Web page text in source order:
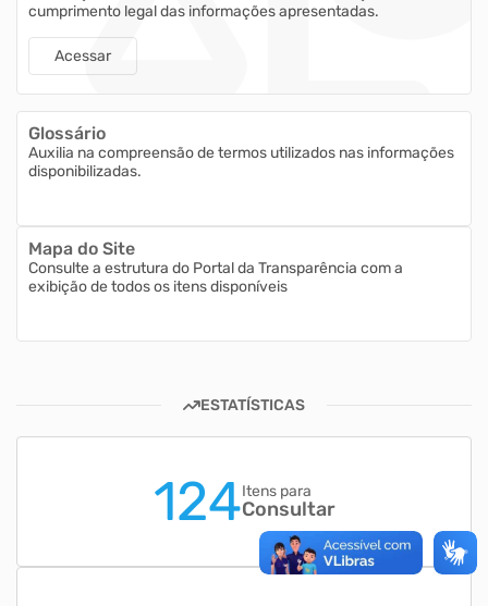
cumprimento legal das informações apresentadas.
Acessar
Glossário
Auxilia na compreensão de termos utilizados nas informações
disponibilizadas.
Mapa do Site
Consulte a estrutura do Portal da Transparência com a
exibição de todos os itens disponíveis
ESTATÍSTICAS
124Itens para
Consultar